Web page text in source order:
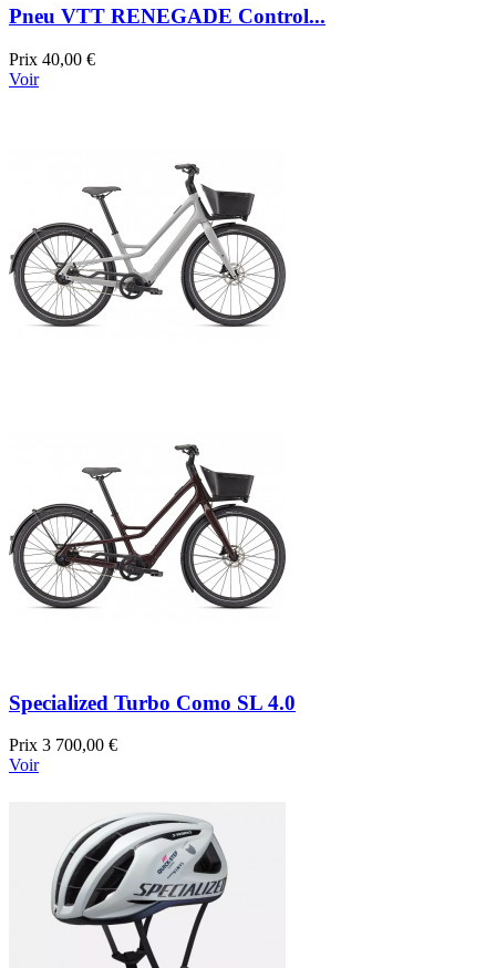
Pneu VTT RENEGADE Control...
Prix 40,00 €
Voir
Specialized Turbo Como SL 4.0
Prix 3 700,00 €
Voir